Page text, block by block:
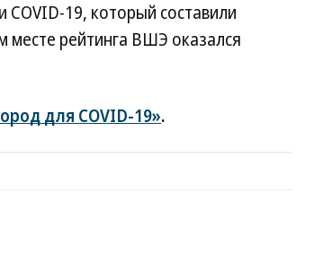
COVID-19, который составили
рейтинга ВШЭ оказался
для COVID-19».